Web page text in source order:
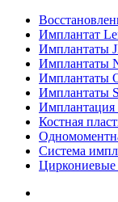
Имплантат
Имплантаты
Имплантаты
Имплантаты
Имплантаты
Имплантация
Костная
Система